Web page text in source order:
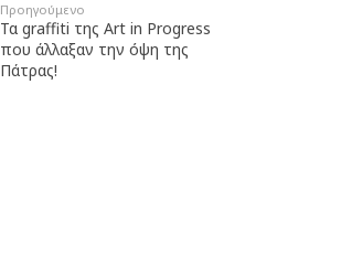
Προηγούμενο
Τα graffiti της Art in Progress
που άλλαξαν την όψη της
Πάτρας!